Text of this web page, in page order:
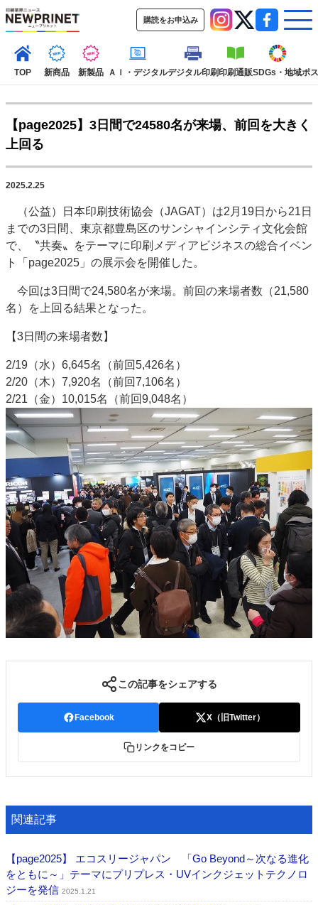
購読をお申込み
TOP 新商品 新製品 ＡＩ・デジタルデジタル印刷印刷通販SDGs・地域ポ
インデックス
新商品 新製品 ＡＩ・デジタル デジタル印刷
印刷通販
SDGs・地域
ポストプレス ビジネス イベント 信用情報
業界
市場・統計
人事・移転・異動・訃報
特集記事カテゴリー一覧
2022 見える化・MIS特集
特集・デジタル印刷 アイデアで勝負！ ～多様なビジネス・多彩な商材～
特集・デジタル印刷 ～ 新成長軌道を描く
案内
発刊案内
JFPI印刷用語集 印刷機材年鑑
運営
会社案内
購読・購入申し込み
サイトポリシー
お問い合わせ
【page2025】3日間で24580名が来場、前回を大きく
上回る
2025.2.25
（公益）日本印刷技術協会（JAGAT）は2月19日から21日
までの3日間、東京都豊島区のサンシャインシティ文化会館
で、〝共奏〟をテーマに印刷メディアビジネスの総合イベン
ト「page2025」の展示会を開催した。
今回は3日間で24,580名が来場。前回の来場者数（21,580
名）を上回る結果となった。
【3日間の来場者数】
2/19（水）6,645名（前回5,426名）
2/20（木）7,920名（前回7,106名）
2/21（金）10,015名（前回9,048名）
この記事をシェアする
Facebook X（旧Twitter）
リンクをコピー
関連記事
【page2025】 エコスリージャパン 「Go Beyond～次なる進化
をともに～」テーマにプリプレス・UVインクジェットテクノロ
ジーを発信 2025.1.21